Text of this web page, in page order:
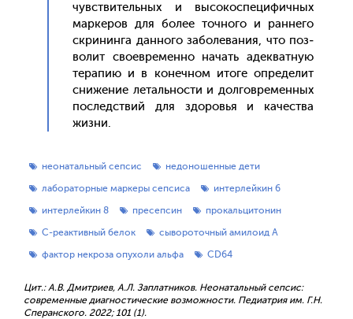
чувс­тви­тель­ных и вы­сокос­пе­цифич­ных
мар­ке­ров для бо­лее точ­но­го и ран­не­го
скри­нин­га дан­но­го за­боле­вания, что поз­
во­лит сво­ев­ре­мен­но на­чать адек­ватную
те­рапию и в ко­неч­ном ито­ге оп­ре­делит
сни­жение ле­таль­нос­ти и дол­говре­мен­ных
пос­ледс­твий для здо­ровья и ка­чес­тва
жиз­ни.
неонатальный сепсис
недоношенные дети
лабораторные маркеры сепсиса
интерлейкин 6
интерлейкин 8
пресепсин
прокальцитонин
С-реактивный белок
сывороточный амилоид А
фактор некроза опухоли альфа
CD64
Цит.: А.В. Дмитриев, А.Л. Заплатников. Неонатальный сепсис:
современные диагностические возможности. Педиатрия им. Г.Н.
Сперанского. 2022; 101 (1).